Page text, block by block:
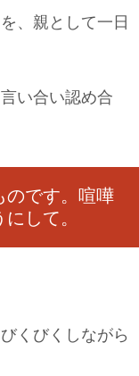
ーズ！こんな種類が
法！首輪をつけた方
は、与えるエサにつ
、親として一日
い合い認め合
のです。喧嘩
して。
くびくしながら